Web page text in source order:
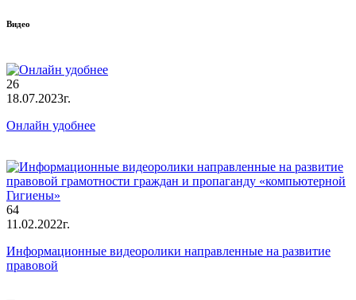
Видео
26
18.07.2023г.
Онлайн удобнее
64
11.02.2022г.
Информационные видеоролики направленные на развитие
правовой